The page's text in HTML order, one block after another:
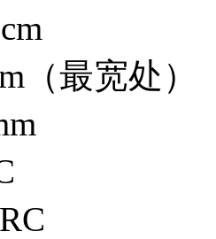
（最宽处）